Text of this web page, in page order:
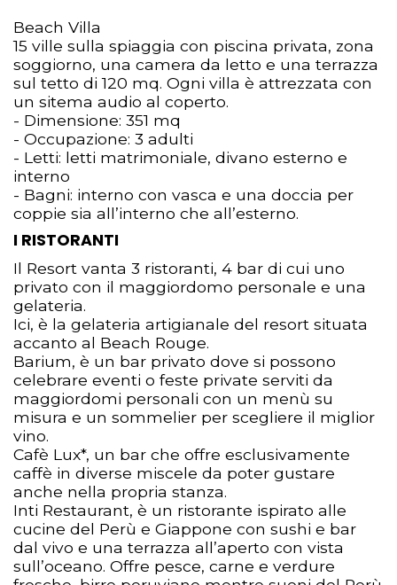
Beach Villa
15 ville sulla spiaggia con piscina privata, zona
soggiorno, una camera da letto e una terrazza
sul tetto di 120 mq. Ogni villa è attrezzata con
un sitema audio al coperto.
- Dimensione: 351 mq
- Occupazione: 3 adulti
- Letti: letti matrimoniale, divano esterno e
interno
- Bagni: interno con vasca e una doccia per
coppie sia all’interno che all’esterno.
I RISTORANTI
Il Resort vanta 3 ristoranti, 4 bar di cui uno
privato con il maggiordomo personale e una
gelateria.
Ici, è la gelateria artigianale del resort situata
accanto al Beach Rouge.
Barium, è un bar privato dove si possono
celebrare eventi o feste private serviti da
maggiordomi personali con un menù su
misura e un sommelier per scegliere il miglior
vino.
Cafè Lux*, un bar che offre esclusivamente
caffè in diverse miscele da poter gustare
anche nella propria stanza.
Inti Restaurant, è un ristorante ispirato alle
cucine del Perù e Giappone con sushi e bar
dal vivo e una terrazza all’aperto con vista
sull’oceano. Offre pesce, carne e verdure